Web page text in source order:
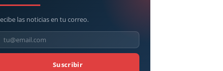
las noticias en tu correo.
Suscribir